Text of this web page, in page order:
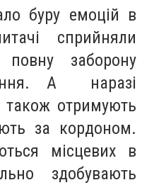
буру емоцій в
сприйняли
заборону
А наразі
також отримують
за кордоном.
місцевих в
здобувають